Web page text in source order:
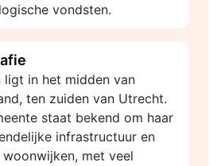
vondsten.
ligt in het midden van
ten zuiden van Utrecht.
staat bekend om haar
infrastructuur en
met veel